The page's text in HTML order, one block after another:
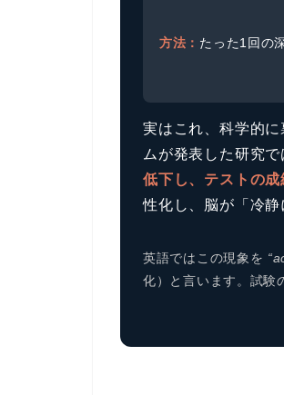
方法： たった1回の
実はこれ、科学的
ムが発表した研究
低下し、テストの成
性化し、脳が「冷静
英語ではこの現象を
化）と言います。試験